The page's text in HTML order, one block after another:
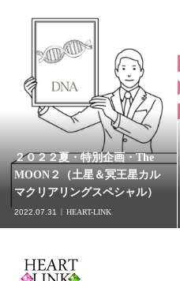
２０２２夏・特別企画・The
MOON２（土星＆冥王星カル
マクリアリングスペシャル）
2022.07.31 HEART-LINK